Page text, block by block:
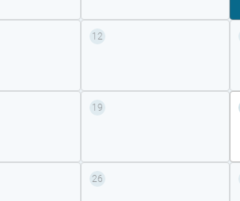
12
19
26